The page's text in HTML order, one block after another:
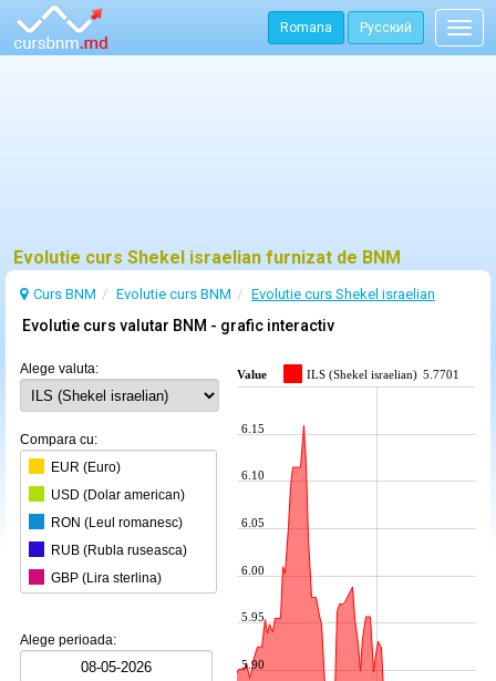
Romana Русский
Evolutie curs Shekel israelian furnizat de BNM
Curs BNM Evolutie curs BNM Evolutie curs Shekel israelian
Evolutie curs valutar BNM - grafic interactiv
Alege valuta:
Compara cu:
EUR (Euro)
USD (Dolar american)
RON (Leul romanesc)
RUB (Rubla ruseasca)
GBP (Lira sterlina)
HUF (Forint maghiar)
AUD (Dolarul australian)
Alege perioada:
Value ILS (Shekel israelian) 5.7701
5.90
5.95
6.00
6.05
6.10
6.15